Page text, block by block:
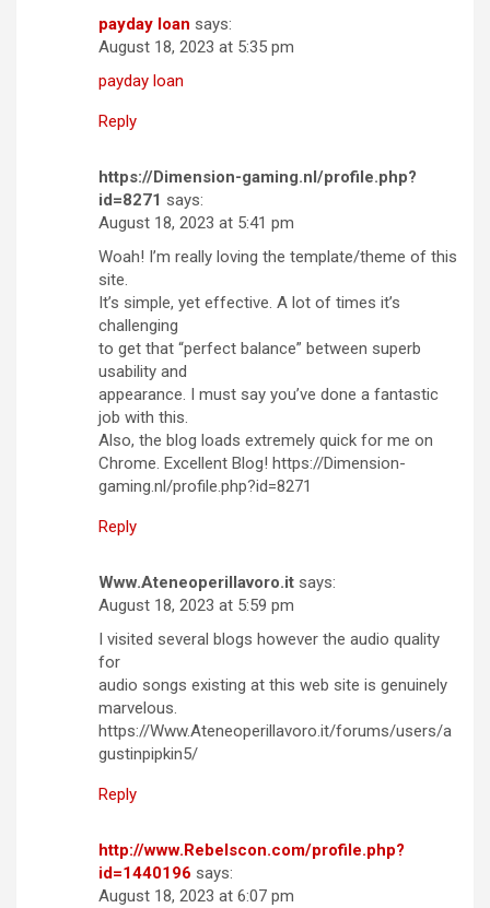
payday loan says:
August 18, 2023 at 5:35 pm
payday loan
Reply
https://Dimension-gaming.nl/profile.php?
id=8271 says:
August 18, 2023 at 5:41 pm
Woah! I’m really loving the template/theme of this
site.
It’s simple, yet effective. A lot of times it’s
challenging
to get that “perfect balance” between superb
usability and
appearance. I must say you’ve done a fantastic
job with this.
Also, the blog loads extremely quick for me on
Chrome. Excellent Blog! https://Dimension-
gaming.nl/profile.php?id=8271
Reply
Www.Ateneoperillavoro.it says:
August 18, 2023 at 5:59 pm
I visited several blogs however the audio quality
for
audio songs existing at this web site is genuinely
marvelous.
https://Www.Ateneoperillavoro.it/forums/users/a
gustinpipkin5/
Reply
http://www.Rebelscon.com/profile.php?
id=1440196 says:
August 18, 2023 at 6:07 pm